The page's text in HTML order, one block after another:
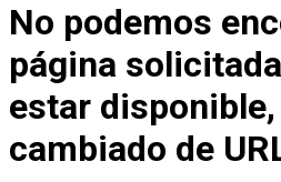
No podemos
página
estar
cambiado de